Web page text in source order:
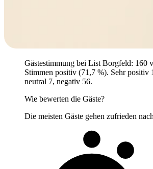
Gästestimmung bei List Borgfeld: 160
Stimmen positiv (71,7 %). Sehr positiv
neutral 7, negativ 56.
Wie bewerten die Gäste?
Die meisten Gäste gehen zufrieden